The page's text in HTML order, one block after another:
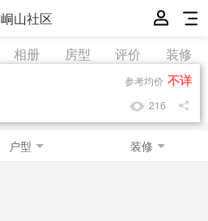
峒山社区
相册 房型 评价 装修
参考均价 不详
216
户型 装修